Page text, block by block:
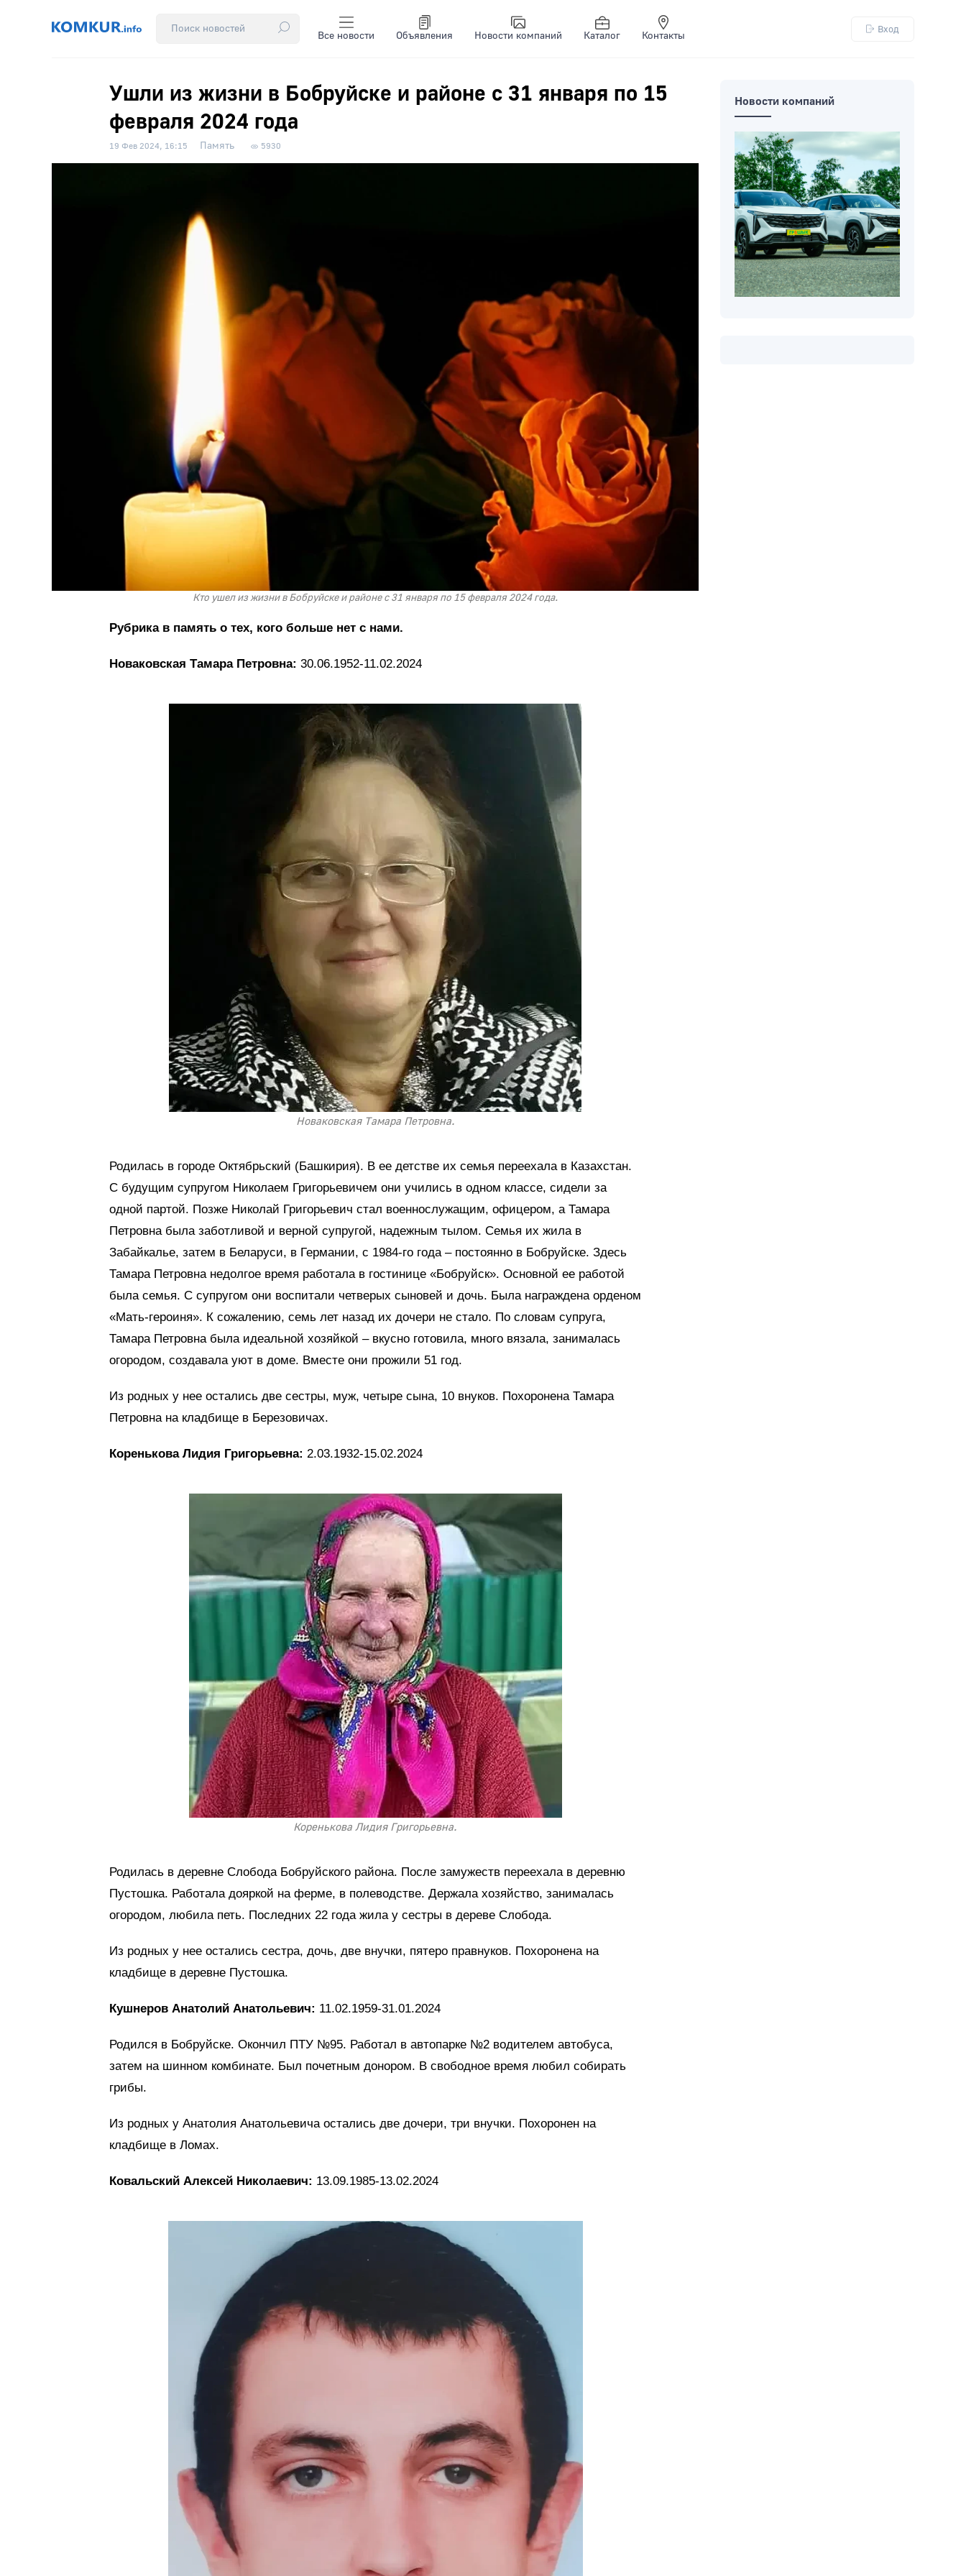
Все новости Объявления Новости компаний Каталог Контакты
Вход
Ушли из жизни в Бобруйске и районе с 31 января по 15
февраля 2024 года
19 Фев 2024, 16:15 Память 5930
Кто ушел из жизни в Бобруйске и районе с 31 января по 15 февраля 2024 года.
Рубрика в память о тех, кого больше нет с нами.
Новаковская Тамара Петровна: 30.06.1952-11.02.2024
Новаковская Тамара Петровна.
Родилась в городе Октябрьский (Башкирия). В ее детстве их семья переехала в Казахстан.
С будущим супругом Николаем Григорьевичем они учились в одном классе, сидели за
одной партой. Позже Николай Григорьевич стал военнослужащим, офицером, а Тамара
Петровна была заботливой и верной супругой, надежным тылом. Семья их жила в
Забайкалье, затем в Беларуси, в Германии, с 1984-го года – постоянно в Бобруйске. Здесь
Тамара Петровна недолгое время работала в гостинице «Бобруйск». Основной ее работой
была семья. С супругом они воспитали четверых сыновей и дочь. Была награждена орденом
«Мать-героиня». К сожалению, семь лет назад их дочери не стало. По словам супруга,
Тамара Петровна была идеальной хозяйкой – вкусно готовила, много вязала, занималась
огородом, создавала уют в доме. Вместе они прожили 51 год.
Из родных у нее остались две сестры, муж, четыре сына, 10 внуков. Похоронена Тамара
Петровна на кладбище в Березовичах.
Коренькова Лидия Григорьевна: 2.03.1932-15.02.2024
Коренькова Лидия Григорьевна.
Родилась в деревне Слобода Бобруйского района. После замужеств переехала в деревню
Пустошка. Работала дояркой на ферме, в полеводстве. Держала хозяйство, занималась
огородом, любила петь. Последних 22 года жила у сестры в дереве Слобода.
Из родных у нее остались сестра, дочь, две внучки, пятеро правнуков. Похоронена на
кладбище в деревне Пустошка.
Кушнеров Анатолий Анатольевич: 11.02.1959-31.01.2024
Родился в Бобруйске. Окончил ПТУ №95. Работал в автопарке №2 водителем автобуса,
затем на шинном комбинате. Был почетным донором. В свободное время любил собирать
грибы.
Из родных у Анатолия Анатольевича остались две дочери, три внучки. Похоронен на
кладбище в Ломах.
Ковальский Алексей Николаевич: 13.09.1985-13.02.2024
Новости компаний